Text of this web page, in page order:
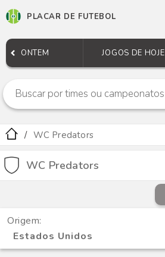
PLACAR DE FUTEBOL
ONTEM JOGOS DE HOJE
WC Predators
WC Predators
Origem:
Estados Unidos